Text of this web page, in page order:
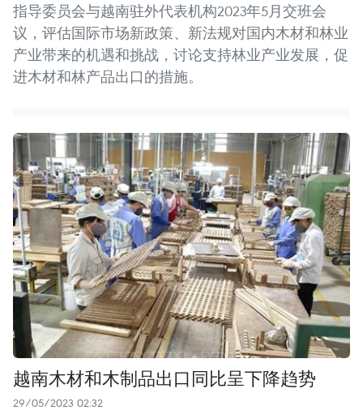
指导委员会与越南驻外代表机构2023年5月交班会
议，评估国际市场新政策、新法规对国内木材和林业
产业带来的机遇和挑战，讨论支持林业产业发展，促
进木材和林产品出口的措施。
越南木材和木制品出口同比呈下降趋势
29/05/2023 02:32